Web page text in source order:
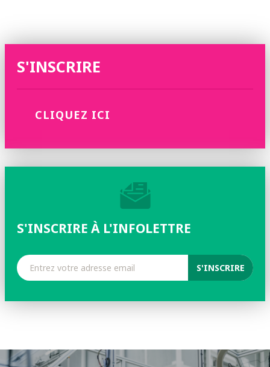
S'INSCRIRE
CLIQUEZ ICI
S'INSCRIRE À L'INFOLETTRE